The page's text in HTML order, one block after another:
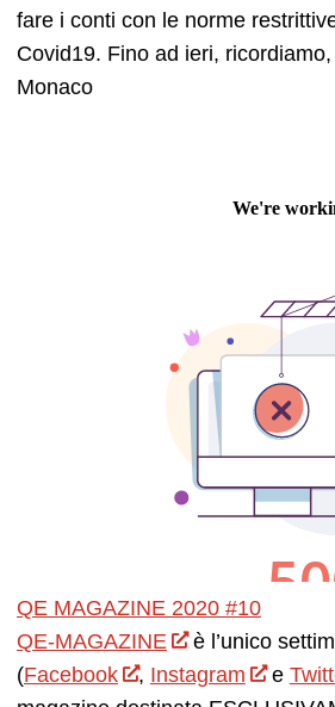
fare i conti con le norme
Covid19. Fino ad ieri,
Monaco
QE MAGAZINE 2020 #10
QE-MAGAZINE
è l’unico
(Facebook , Instagram e